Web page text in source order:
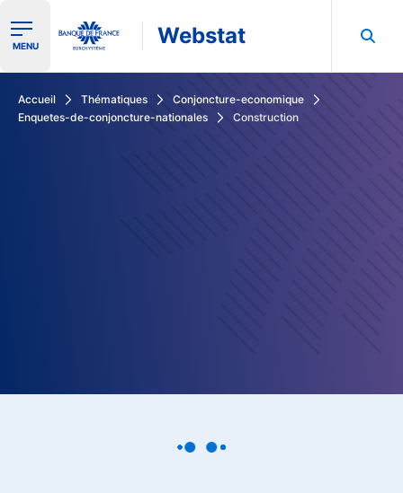
Ouvrir le menu de navigation
MENU Webstat
Accueil Thématiques
Conjoncture-economique
Enquetes-de-conjoncture-nationales
Construction